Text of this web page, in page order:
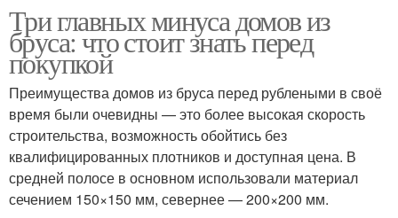
Три главных минуса домов из
бруса: что стоит знать перед
покупкой
Преимущества домов из бруса перед рублеными в своё
время были очевидны — это более высокая скорость
строительства, возможность обойтись без
квалифицированных плотников и доступная цена. В
средней полосе в основном использовали материал
сечением 150×150 мм, севернее — 200×200 мм.